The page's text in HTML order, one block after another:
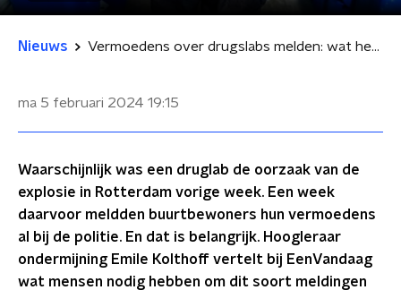
Nieuws Vermoedens over drugslabs melden: wat hebben mensen daarvoor nodig?
ma 5 februari 2024 19:15
Waarschijnlijk was een druglab de oorzaak van de
explosie in Rotterdam vorige week. Een week
daarvoor meldden buurtbewoners hun vermoedens
al bij de politie. En dat is belangrijk. Hoogleraar
ondermijning Emile Kolthoff vertelt bij EenVandaag
wat mensen nodig hebben om dit soort meldingen